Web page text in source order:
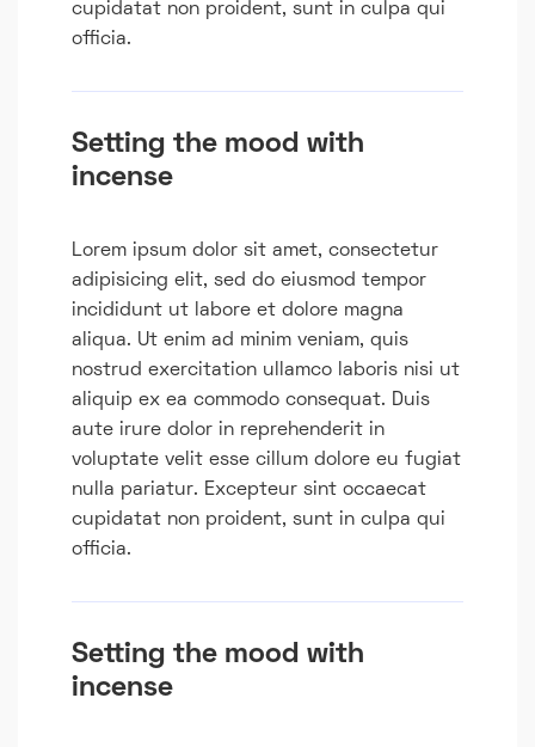
cupidatat non proident, sunt in culpa qui
officia.
Setting the mood with
incense
Lorem ipsum dolor sit amet, consectetur
adipisicing elit, sed do eiusmod tempor
incididunt ut labore et dolore magna
aliqua. Ut enim ad minim veniam, quis
nostrud exercitation ullamco laboris nisi ut
aliquip ex ea commodo consequat. Duis
aute irure dolor in reprehenderit in
voluptate velit esse cillum dolore eu fugiat
nulla pariatur. Excepteur sint occaecat
cupidatat non proident, sunt in culpa qui
officia.
Setting the mood with
incense